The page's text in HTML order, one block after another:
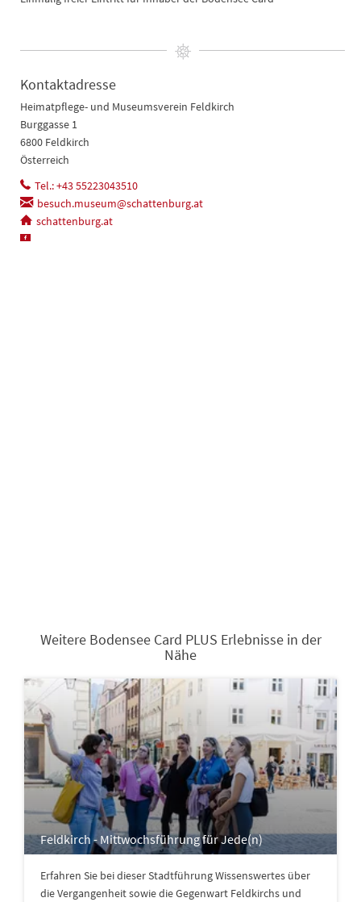
Kontaktadresse
Heimatpflege- und Museumsverein Feldkirch
Burggasse 1
6800 Feldkirch
Österreich
Tel.: +43 55223043510
besuch.museum@schattenburg.at
schattenburg.at
Weitere Bodensee Card PLUS Erlebnisse in der
Nähe
Feldkirch - Mittwochsführung für Jede(n)
Erfahren Sie bei dieser Stadtführung Wissenswertes über
die Vergangenheit sowie die Gegenwart Feldkirchs und